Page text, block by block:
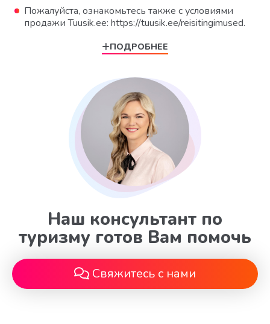
Пожалуйста, ознакомьтесь также с условиями
продажи Tuusik.ee: https://tuusik.ee/reisitingimused.
ПОДРОБНЕЕ
Наш консультант по
туризму готов Вам помочь
Свяжитесь с нами